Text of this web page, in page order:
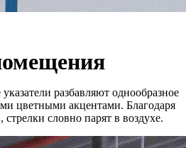
разбавляют однообразное
цветными акцентами. Благодаря
стрелки словно парят в воздухе.